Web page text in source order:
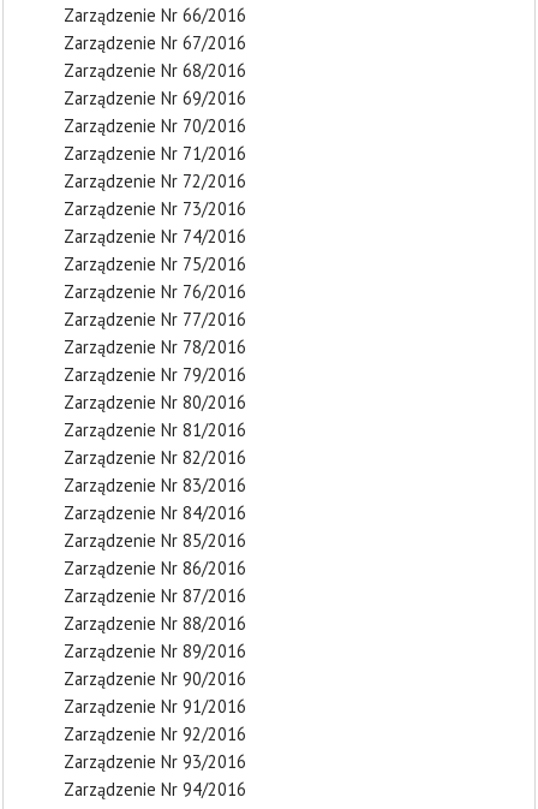
Zarządzenie Nr 66/2016
Zarządzenie Nr 67/2016
Zarządzenie Nr 68/2016
Zarządzenie Nr 69/2016
Zarządzenie Nr 70/2016
Zarządzenie Nr 71/2016
Zarządzenie Nr 72/2016
Zarządzenie Nr 73/2016
Zarządzenie Nr 74/2016
Zarządzenie Nr 75/2016
Zarządzenie Nr 76/2016
Zarządzenie Nr 77/2016
Zarządzenie Nr 78/2016
Zarządzenie Nr 79/2016
Zarządzenie Nr 80/2016
Zarządzenie Nr 81/2016
Zarządzenie Nr 82/2016
Zarządzenie Nr 83/2016
Zarządzenie Nr 84/2016
Zarządzenie Nr 85/2016
Zarządzenie Nr 86/2016
Zarządzenie Nr 87/2016
Zarządzenie Nr 88/2016
Zarządzenie Nr 89/2016
Zarządzenie Nr 90/2016
Zarządzenie Nr 91/2016
Zarządzenie Nr 92/2016
Zarządzenie Nr 93/2016
Zarządzenie Nr 94/2016